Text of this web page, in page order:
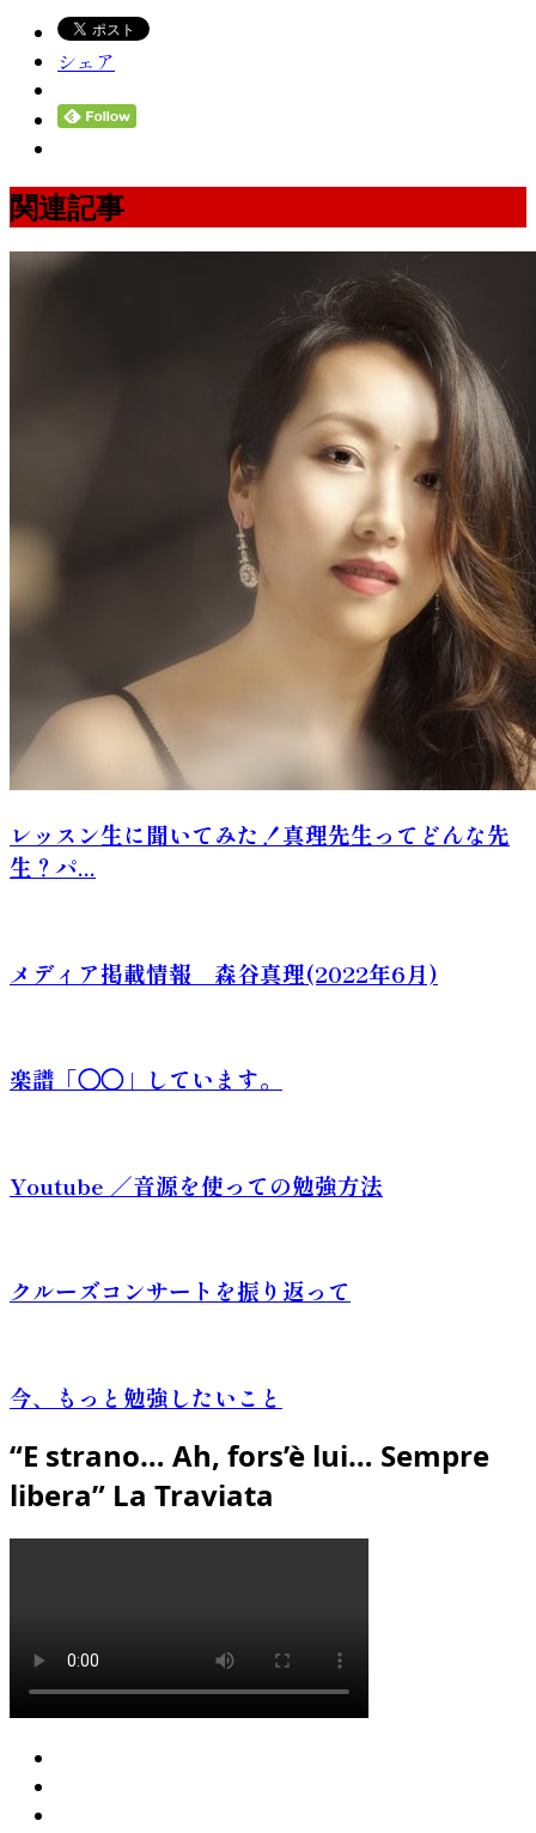
シェア
関連記事
レッスン生に聞いてみた！真理先生ってどんな先
生？パ...
メディア掲載情報 森谷真理(2022年6月)
楽譜「◯◯」しています。
Youtube ／音源を使っての勉強方法
クルーズコンサートを振り返って
今、もっと勉強したいこと
“E strano… Ah, fors’è lui… Sempre
libera” La Traviata